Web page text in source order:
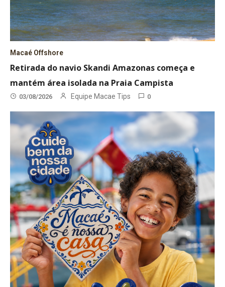
Macaé Offshore
Retirada do navio Skandi Amazonas começa e
mantém área isolada na Praia Campista
03/08/2026 Equipe Macae Tips 0